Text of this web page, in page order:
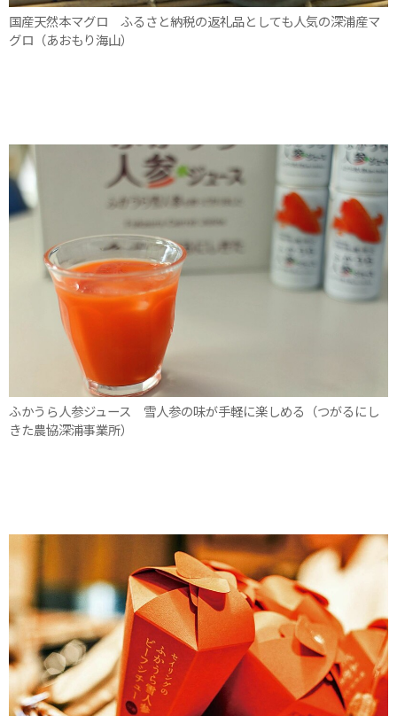
国産天然本マグロ ふるさと納税の返礼品としても人気の深浦産マ
グロ（あおもり海山）
ふかうら人参ジュース 雪人参の味が手軽に楽しめる（つがるにし
きた農協深浦事業所）